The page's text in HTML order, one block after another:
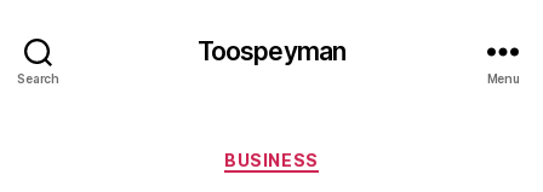
Search
Toospeyman
Menu
Categories
BUSINESS